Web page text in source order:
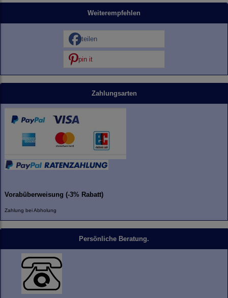
Weiterempfehlen
teilen
pin it
Zahlungsarten
Vorabüberweisung (-3% Rabatt)
Zahlung bei Abholung
Persönliche Beratung.